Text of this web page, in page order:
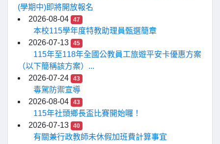
(學期中)即將開放報名
2026-08-04
47
本校115學年度特教助理員甄選簡章
2026-07-13
45
115年至118年全國公教員工旅遊平安卡優惠方案
（以下簡稱該方案）...
2026-07-24
43
毒駕防禦宣導
2026-08-04
43
115年社頭鄉長盃比賽開始囉！
2026-07-13
40
有關兼行政教師未休假加班費計算事宜